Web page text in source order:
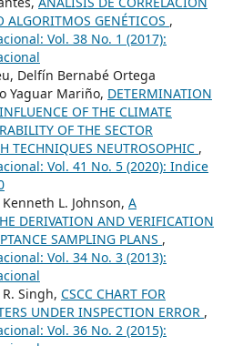
GENÉTICOS ,
Vol. 38 No. 1 (2017):
Delfín Bernabé Ortega
Yaguar Mariño, DETERMINATION
OF THE CLIMATE
OF THE SECTOR
TECHNIQUES NEUTROSOPHIC ,
Vol. 41 No. 5 (2020): Indice
L. Johnson, A
DERIVATION AND VERIFICATION
SAMPLING PLANS ,
Vol. 34 No. 3 (2013):
Singh, CSCC CHART FOR
UNDER INSPECTION ERROR ,
Vol. 36 No. 2 (2015):